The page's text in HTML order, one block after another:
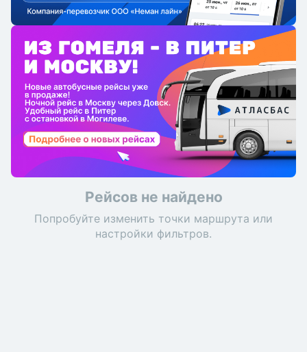
Рейсов не найдено
Попробуйте изменить точки маршрута или
настройки фильтров.